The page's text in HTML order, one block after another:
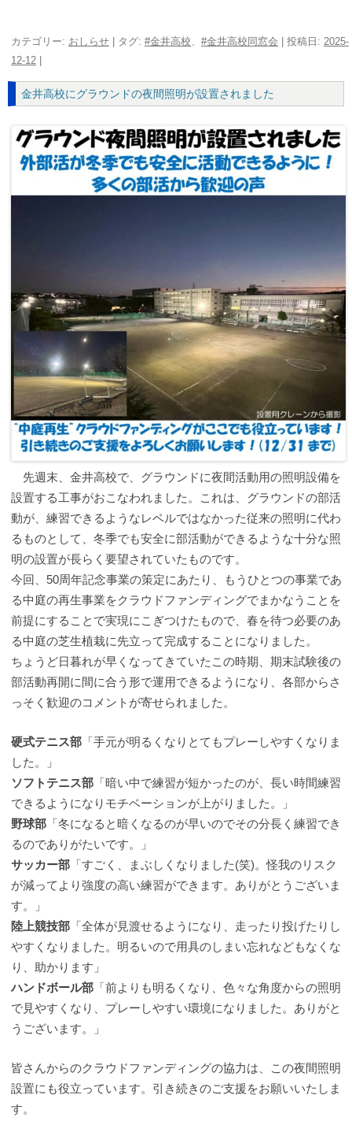
カテゴリー: おしらせ | タグ: #金井高校 #金井高校同窓会 | 投稿日: 2025-
12-12
金井高校にグラウンドの夜間照明が設置されました
先週末、金井高校で、グラウンドに夜間活動用の照明設備を
設置する工事がおこなわれました。これは、グラウンドの部活
動が、練習できるようなレベルではなかった従来の照明に代わ
るものとして、冬季でも安全に部活動ができるような十分な照
明の設置が長らく要望されていたものです。
今回、50周年記念事業の策定にあたり、もうひとつの事業であ
る中庭の再生事業をクラウドファンディングでまかなうことを
前提にすることで実現にこぎつけたもので、春を待つ必要のあ
る中庭の芝生植栽に先立って完成することになりました。
ちょうど日暮れが早くなってきていたこの時期、期末試験後の
部活動再開に間に合う形で運用できるようになり、各部からさ
っそく歓迎のコメントが寄せられました。
硬式テニス部 「手元が明るくなりとてもプレーしやすくなりま
した。」
ソフトテニス部 「暗い中で練習が短かったのが、長い時間練習
できるようになりモチベーションが上がりました。」
野球部 「冬になると暗くなるのが早いのでその分長く練習でき
るのでありがたいです。」
サッカー部 「すごく、まぶしくなりました(笑)。怪我のリスク
が減ってより強度の高い練習ができます。ありがとうございま
す。」
陸上競技部 「全体が見渡せるようになり、走ったり投げたりし
やすくなりました。明るいので用具のしまい忘れなどもなくな
り、助かります」
ハンドボール部 「前よりも明るくなり、色々な角度からの照明
で見やすくなり、プレーしやすい環境になりました。ありがと
うございます。」
皆さんからのクラウドファンディングの協力は、この夜間照明
設置にも役立っています。引き続きのご支援をお願いいたしま
す。